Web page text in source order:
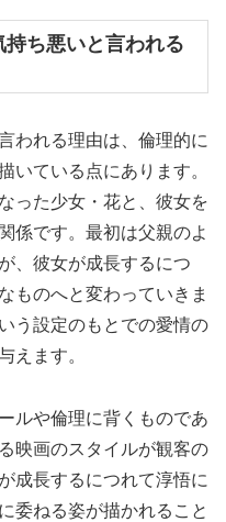
ち悪いと言われる
われる理由は、倫理的に
いている点にあります。
った少女・花と、彼女を
係です。最初は父親のよ
、彼女が成長するにつ
ものへと変わっていきま
う設定のもとでの愛情の
えます。
ルや倫理に背くものであ
映画のスタイルが観客の
成長するにつれて淳悟に
委ねる姿が描かれること